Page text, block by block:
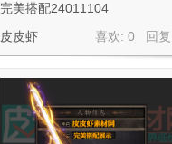
完美搭配24011104
喜欢: 0 回
皮皮虾